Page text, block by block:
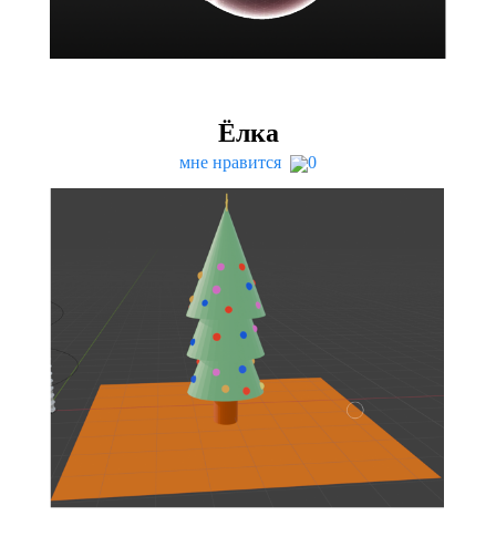
Ёлка
мне нравится 0